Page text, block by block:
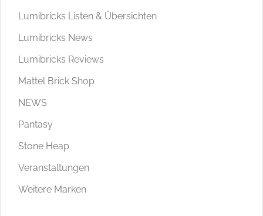
Lumibricks Listen & Übersichten
Lumibricks News
Lumibricks Reviews
Mattel Brick Shop
NEWS
Pantasy
Stone Heap
Veranstaltungen
Weitere Marken